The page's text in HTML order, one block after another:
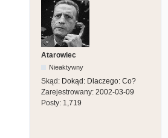
Atarowiec
Nieaktywny
Skąd: Dokąd: Dlaczego: Co?
Zarejestrowany: 2002-03-09
Posty: 1,719